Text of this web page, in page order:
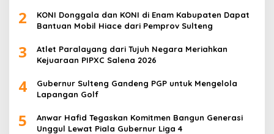
2
KONI Donggala dan KONI di Enam Kabupaten Dapat
Bantuan Mobil Hiace dari Pemprov Sulteng
3
Atlet Paralayang dari Tujuh Negara Meriahkan
Kejuaraan PIPXC Salena 2026
4
Gubernur Sulteng Gandeng PGP untuk Mengelola
Lapangan Golf
5
Anwar Hafid Tegaskan Komitmen Bangun Generasi
Unggul Lewat Piala Gubernur Liga 4